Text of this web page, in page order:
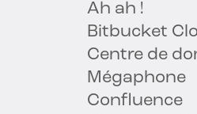
Ah ah !
Bitbucket
Centre de
Mégaphone
Confluence